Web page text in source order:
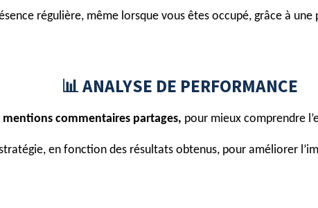
régulière, même lorsque vous êtes occupé, grâce à
📊 ANALYSE DE PERFORMANCE
commentaires partages, pour mieux comprendre
en fonction des résultats obtenus, pour améliorer